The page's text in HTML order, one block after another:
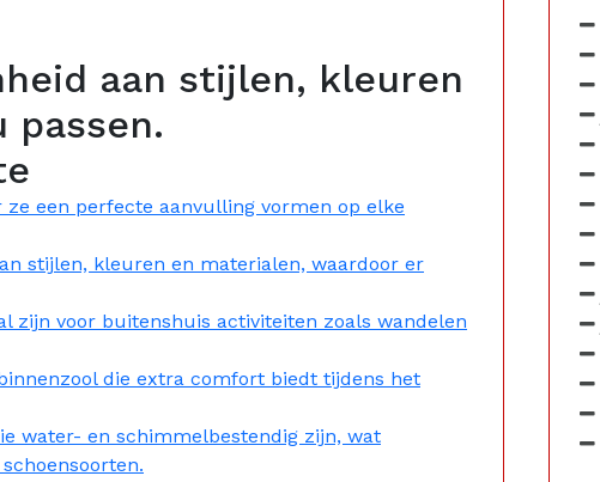
aan stijlen, kleuren
een perfecte aanvulling vormen op elke
stijlen, kleuren en materialen, waardoor er
zijn voor buitenshuis activiteiten zoals wandelen
die extra comfort biedt tijdens het
water- en schimmelbestendig zijn, wat